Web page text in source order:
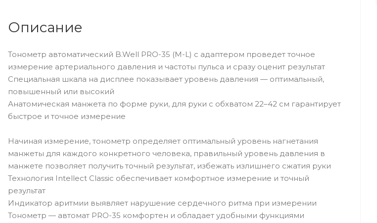
Описание
Тонометр автоматический B.Well PRO-35 (M-L) с адаптером проведет точное
измерение артериального давления и частоты пульса и сразу оценит результат
Специальная шкала на дисплее показывает уровень давления — оптимальный,
повышенный или высокий
Анатомическая манжета по форме руки, для руки с обхватом 22–42 см гарантирует
быстрое и точное измерение
Начиная измерение, тонометр определяет оптимальный уровень нагнетания
манжеты для каждого конкретного человека, правильный уровень давления в
манжете позволяет получить точный результат, избежать излишнего сжатия руки
Технология Intellect Classic обеспечивает комфортное измерение и точный
результат
Индикатор аритмии выявляет нарушение сердечного ритма при измерении
Тонометр — автомат PRO-35 комфортен и обладает удобными функциями